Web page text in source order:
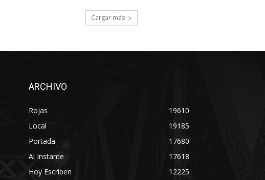
Cargar más
ARCHIVO
Rojas
19610
Local
19185
Portada
17680
Al Instante
17618
Hoy Escriben
12225